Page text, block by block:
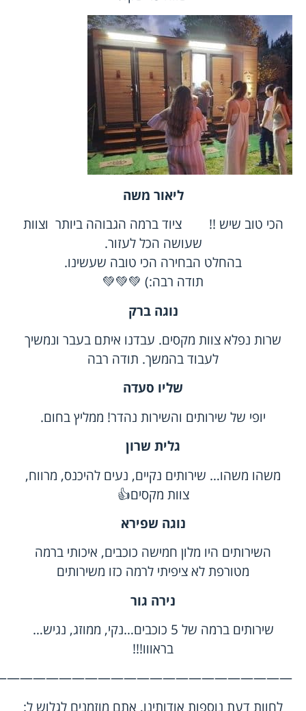
ליאור משה
הכי טוב שיש !! ציוד ברמה הגבוהה ביותר וצוות
שעושה הכל לעזור.
בהחלט הבחירה הכי טובה שעשינו.
תודה רבה:) 💚💚💚
נוגה ברק
שרות נפלא צוות מקסים. עבדנו איתם בעבר ונמשיך
לעבוד בהמשך. תודה רבה
שליו סעדה
יופי של שירותים והשירות נהדר! ממליץ בחום.
גלית שרון
משהו משהו… שירותים נקיים, נעים להיכנס, מרווח,
צוות מקסים👍‏
נוגה שפירא
השירותים היו מלון חמישה כוכבים, איכותי ברמה
מטורפת לא ציפיתי לרמה כזו משירותים
נירה גור
שירותים ברמה של 5 כוכבים…נקי, ממוזג, נגיש…
בראווו!!!
לחוות דעת נוספות אודותינו, אתם מוזמנים לגלוש ל: